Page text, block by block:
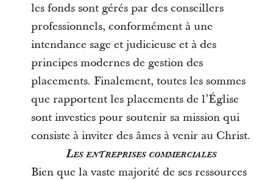
les fonds sont gérés par des conseillers
professionnels, conformément à une
intendance sage et judicieuse et à des
principes modernes de gestion des
placements. Finalement, toutes les sommes
que rapportent les placements de l’Église
sont investies pour soutenir sa mission qui
consiste à inviter des âmes à venir au Christ.
Les entreprises commerciales
Bien que la vaste majorité de ses ressources